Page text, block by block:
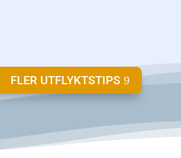
FLER UTFLYKTSTIPS